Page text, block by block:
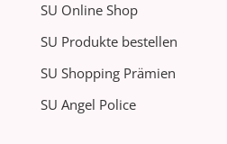
SU Online Shop
SU Produkte bestellen
SU Shopping Prämien
SU Angel Police